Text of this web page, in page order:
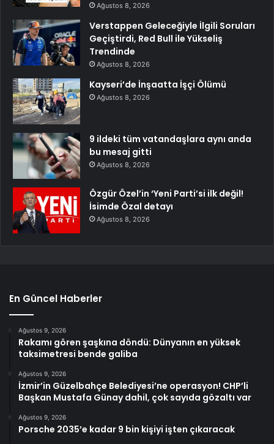
Ağustos 8, 2026
Verstappen Geleceğiyle İlgili Soruları
Geçiştirdi, Red Bull ile Yükseliş
Trendinde
Ağustos 8, 2026
Kayseri’de İnşaatta İşçi Ölümü
Ağustos 8, 2026
9 ildeki tüm vatandaşlara aynı anda
bu mesaj gitti
Ağustos 8, 2026
Özgür Özel’in ‘Yeni Parti’si ilk değil!
İsimde Özal detayı
Ağustos 8, 2026
En Güncel Haberler
Ağustos 9, 2026
Rakamı gören şaşkına döndü: Dünyanın en yüksek
taksimetresi bende galiba
Ağustos 9, 2026
İzmir’in Güzelbahçe Belediyesi’ne operasyon! CHP’li
Başkan Mustafa Günay dahil, çok sayıda gözaltı var
Ağustos 9, 2026
Porsche 2035’e kadar 9 bin kişiyi işten çıkaracak